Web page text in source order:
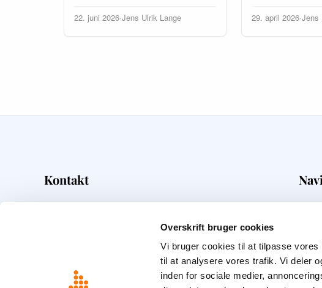
Overskrift bruger cookies
Vi bruger cookies til at tilpasse
til at analysere vores trafik. Vi deler
inden for sociale medier,
22. juni 2026·Jens Ulrik Lange 29. april 2026·Jens
Kontakt
Blog
Om